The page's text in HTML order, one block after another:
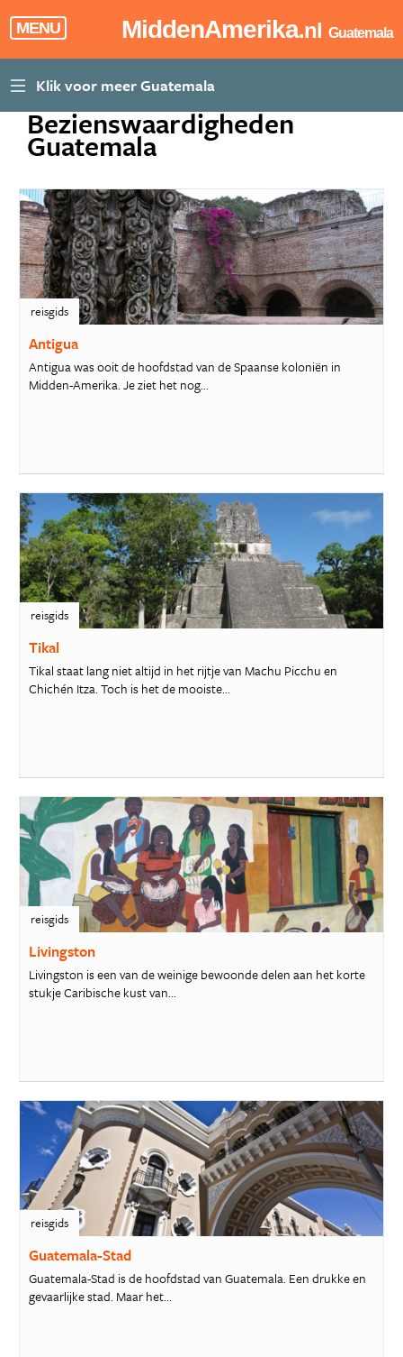
MENU MiddenAmerika.nl Guatemala
Bezienswaardigheden
Guatemala
reisgids
Antigua
Antigua was ooit de hoofdstad van de Spaanse koloniën in
Midden-Amerika. Je ziet het nog...
reisgids
Tikal
Tikal staat lang niet altijd in het rijtje van Machu Picchu en
Chichén Itza. Toch is het de mooiste...
reisgids
Livingston
Livingston is een van de weinige bewoonde delen aan het korte
stukje Caribische kust van...
reisgids
Guatemala-Stad
Guatemala-Stad is de hoofdstad van Guatemala. Een drukke en
gevaarlijke stad. Maar het...